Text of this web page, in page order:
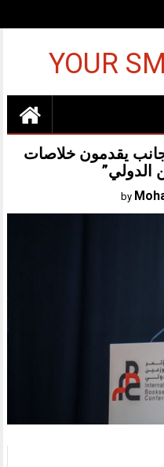
YOUR
يقدمون خلاصات
الدولي”